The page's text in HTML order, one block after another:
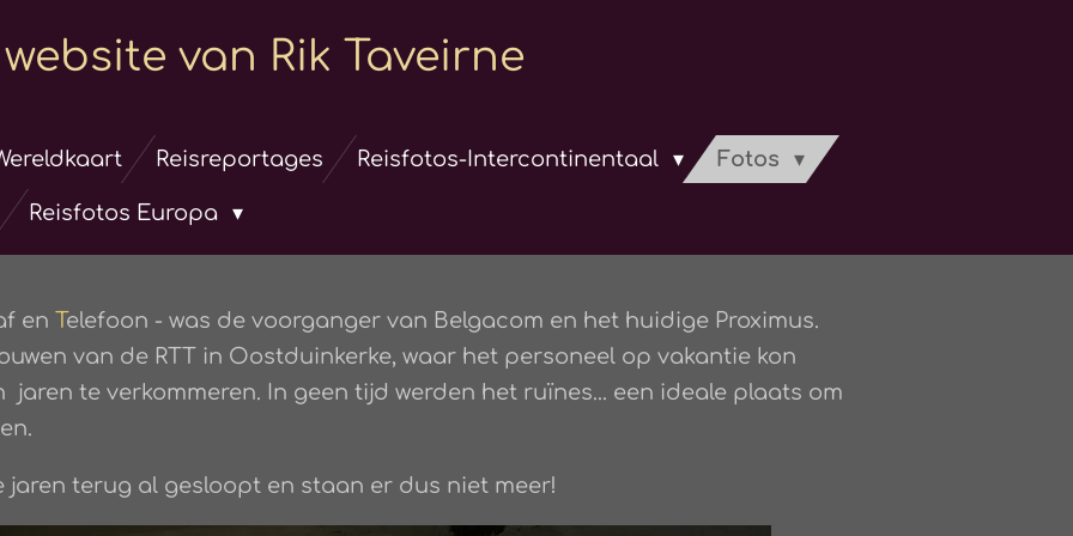
van Rik Taveirne
Reisreportages Reisfotos-Intercontinentaal Fotos
Reisfotos Europa
en Telefoon - was de voorganger van Belgacom en het huidige Proximus.
van de RTT in Oostduinkerke, waar het personeel op vakantie kon
jaren te verkommeren. In geen tijd werden het ruïnes... een ideale plaats om
jaren terug al gesloopt en staan er dus niet meer!